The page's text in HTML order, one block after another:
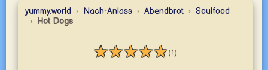
yummy.world Nach-Anlass Abendbrot
Soulfood
Hot Dogs
★★★★★
Bewertung: 5 / 5
(1)